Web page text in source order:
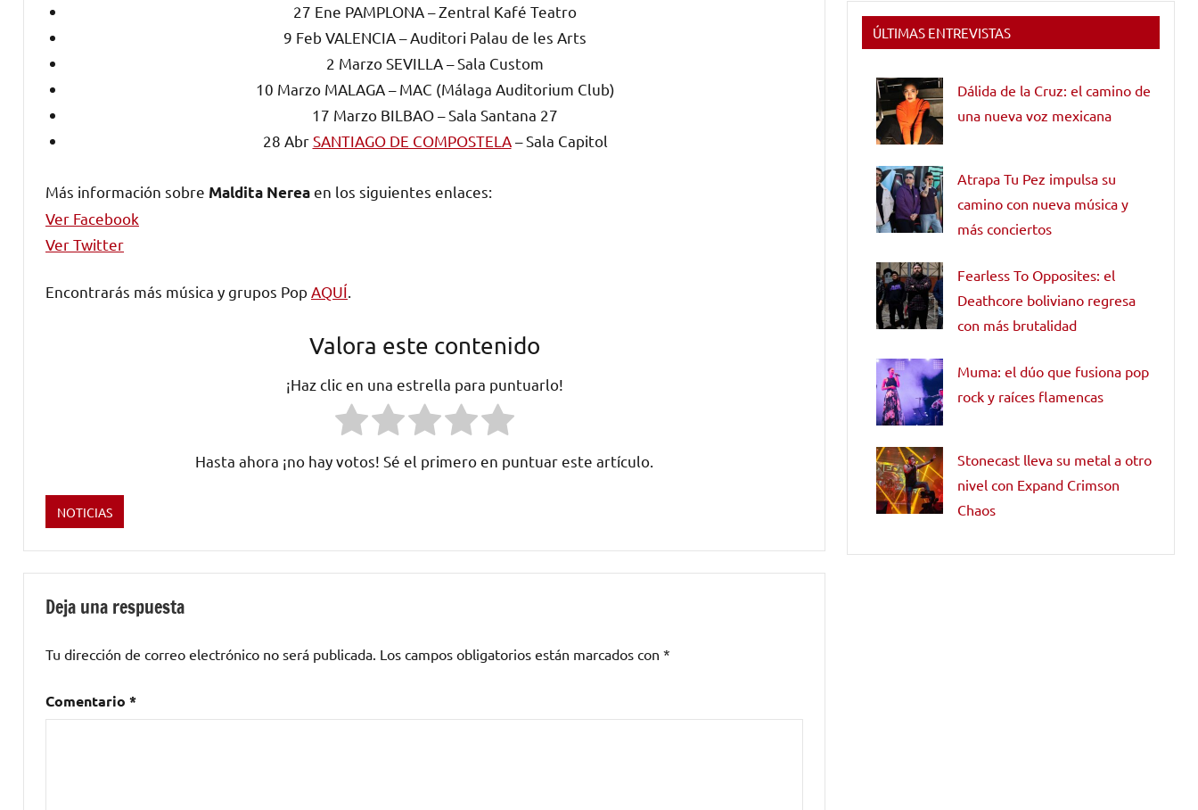
27 Ene PAMPLONA – Zentral Kafé Teatro
9 Feb VALENCIA – Auditori Palau de les Arts
2 Marzo SEVILLA – Sala Custom
10 Marzo MALAGA – MAC (Málaga Auditorium Club)
17 Marzo BILBAO – Sala Santana 27
28 AbrSANTIAGO DE COMPOSTELA– Sala Capitol
Más información sobre Maldita Nereaen los siguientes enlaces:
Ver Facebook
Ver Twitter
Encontrarás más música y grupos Pop AQUÍ
Valora este contenido
¡Haz clic en una estrella para puntuarlo!
Hasta ahora ¡no hay votos! Sé el primero en puntuar este artículo.
Etiquetado
NOTICIAS
Deja una respuesta
Tu dirección de correo electrónico no será publicada. Los campos obligatorios están marcados con *
Comentario *
ÚLTIMAS ENTREVISTAS
Dálida de la Cruz: el camino de
una nueva voz mexicana
Atrapa Tu Pez impulsa su
camino con nueva música y
más conciertos
Fearless To Opposites: el
Deathcore boliviano regresa
con más brutalidad
Muma: el dúo que fusiona pop
rock y raíces flamencas
Stonecast lleva su metal a otro
nivel con Expand Crimson
Chaos